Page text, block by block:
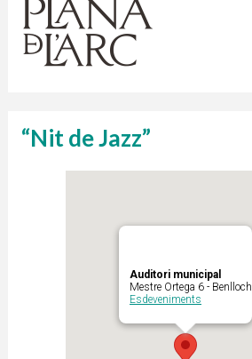
“Nit de Jazz”
Auditori municipal
Mestre Ortega 6 - Benlloch
Esdeveniments